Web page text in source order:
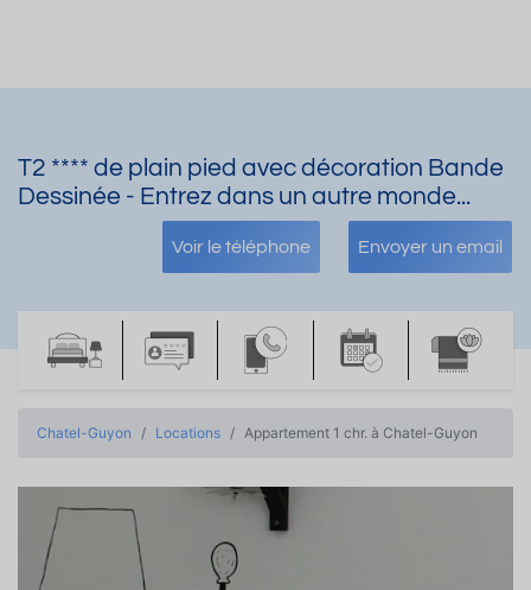
T2 **** de plain pied avec décoration Bande
Dessinée - Entrez dans un autre monde...
Voir le téléphone Envoyer un email
Chatel-Guyon Locations Appartement 1 chr. à Chatel-Guyon